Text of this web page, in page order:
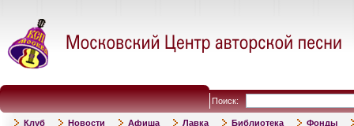
Поиск:
Клуб Новости Афиша Лавка Библиотека Фонды